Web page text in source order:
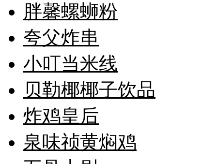
胖馨螺蛳粉
夸父炸串
小叮当米线
贝勒椰椰子饮品
炸鸡皇后
泉味祯黄焖鸡